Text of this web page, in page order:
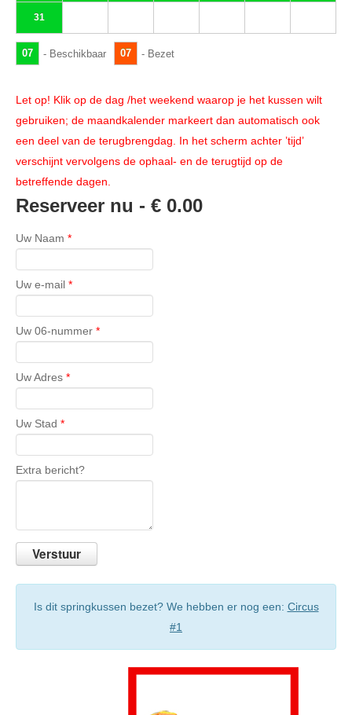
31
07 - Beschikbaar 07 - Bezet
Let op! Klik op de dag /het weekend waarop je het kussen wilt
gebruiken; de maandkalender markeert dan automatisch ook
een deel van de terugbrengdag. In het scherm achter ’tijd’
verschijnt vervolgens de ophaal- en de terugtijd op de
betreffende dagen.
Reserveer nu - € 0.00
Uw Naam *
Uw e-mail *
Uw 06-nummer *
Uw Adres *
Uw Stad *
Extra bericht?
Is dit springkussen bezet? We hebben er nog een: Circus
#1